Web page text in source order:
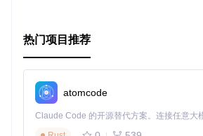
热门项目推荐
atomcode